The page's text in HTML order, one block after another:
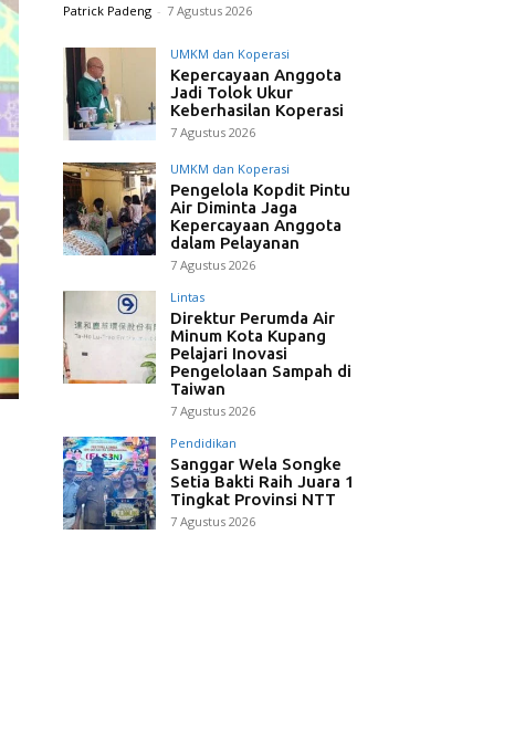
Patrick Padeng - 7 Agustus 2026
UMKM dan Koperasi
Kepercayaan Anggota
Jadi Tolok Ukur
Keberhasilan Koperasi
7 Agustus 2026
UMKM dan Koperasi
Pengelola Kopdit Pintu
Air Diminta Jaga
Kepercayaan Anggota
dalam Pelayanan
7 Agustus 2026
Lintas
Direktur Perumda Air
Minum Kota Kupang
Pelajari Inovasi
Pengelolaan Sampah di
Taiwan
7 Agustus 2026
Pendidikan
Sanggar Wela Songke
Setia Bakti Raih Juara 1
Tingkat Provinsi NTT
7 Agustus 2026